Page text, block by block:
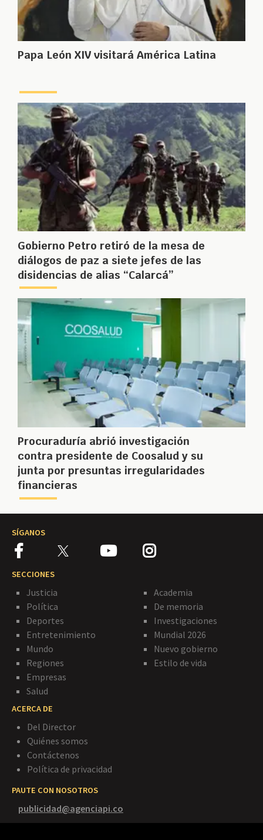
Papa León XIV visitará América Latina
Gobierno Petro retiró de la mesa de
diálogos de paz a siete jefes de las
disidencias de alias “Calarcá”
Procuraduría abrió investigación
contra presidente de Coosalud y su
junta por presuntas irregularidades
financieras
SÍGANOS
SECCIONES
Justicia
Política
Deportes
Entretenimiento
Mundo
Regiones
Empresas
Salud
Academia
De memoria
Investigaciones
Mundial 2026
Nuevo gobierno
Estilo de vida
ACERCA DE
Del Director
Quiénes somos
Contáctenos
Política de privacidad
PAUTE CON NOSOTROS
publicidad@agenciapi.co